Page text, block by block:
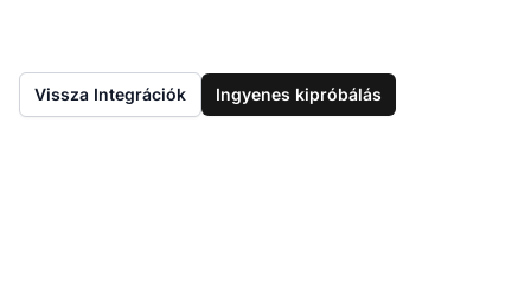
Vissza Integrációk Ingyenes kipróbálás